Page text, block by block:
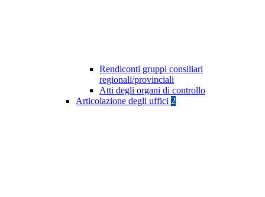
Rendiconti gruppi consiliari
regionali/provinciali
Atti degli organi di controllo
Articolazione degli uffici 2